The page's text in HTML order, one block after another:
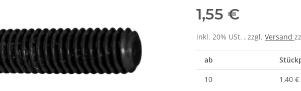
1,55 €
inkl. 20% USt. , zzgl. Versand
ab
10 1,40 €